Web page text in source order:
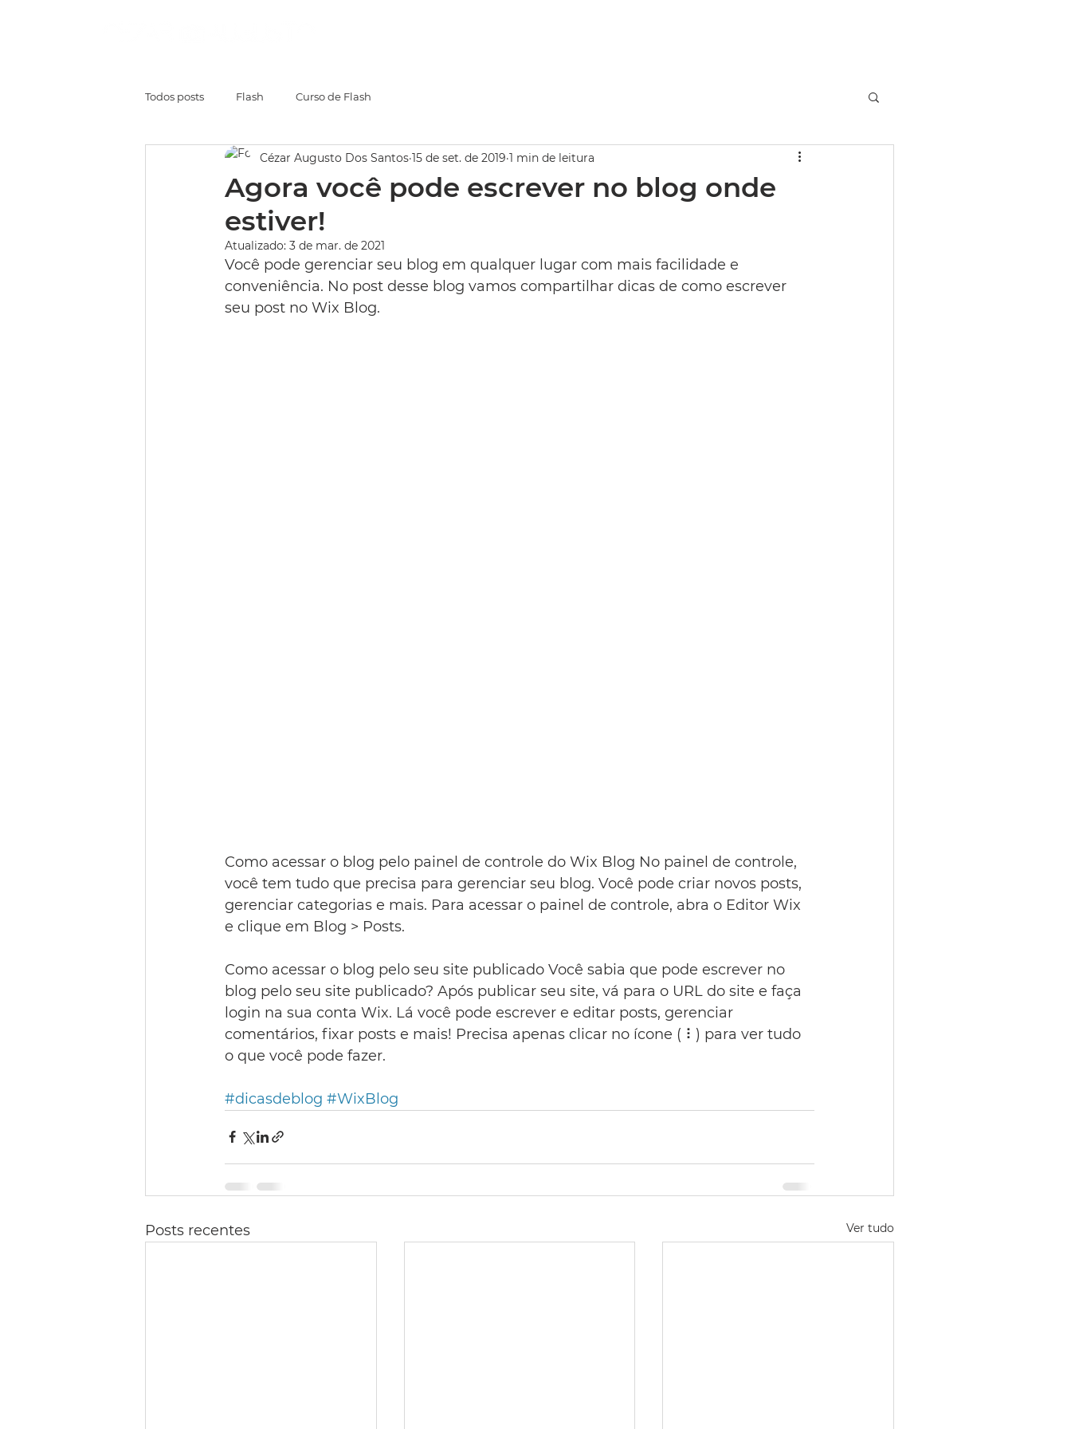
Todos posts Flash Curso de Flash
Agora você pode escrever no blog onde
estiver!
Cézar Augusto Dos Santos 15 de set. de 2019 1 min de leitura
Atualizado: 3 de mar. de 2021
Você pode gerenciar seu blog em qualquer lugar com mais facilidade e
conveniência. No post desse blog vamos compartilhar dicas de como escrever
seu post no Wix Blog.
Como acessar o blog pelo painel de controle do Wix Blog No painel de controle,
você tem tudo que precisa para gerenciar seu blog. Você pode criar novos posts,
gerenciar categorias e mais. Para acessar o painel de controle, abra o Editor Wix
e clique em Blog > Posts.
Como acessar o blog pelo seu site publicado Você sabia que pode escrever no
blog pelo seu site publicado? Após publicar seu site, vá para o URL do site e faça
login na sua conta Wix. Lá você pode escrever e editar posts, gerenciar
comentários, fixar posts e mais! Precisa apenas clicar no ícone ( ⠇) para ver tudo
o que você pode fazer.
#dicasdeblog #WixBlog
Posts recentes Ver tudo